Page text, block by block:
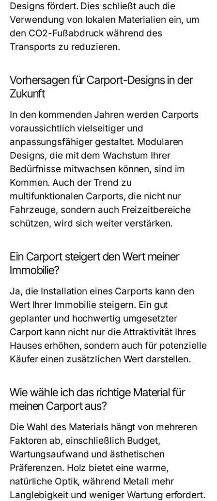
Designs fördert. Dies schließt auch die
Verwendung von lokalen Materialien ein, um
den CO2-Fußabdruck während des
Transports zu reduzieren.
Vorhersagen für Carport-Designs in der
Zukunft
In den kommenden Jahren werden Carports
voraussichtlich vielseitiger und
anpassungsfähiger gestaltet. Modularen
Designs, die mit dem Wachstum Ihrer
Bedürfnisse mitwachsen können, sind im
Kommen. Auch der Trend zu
multifunktionalen Carports, die nicht nur
Fahrzeuge, sondern auch Freizeitbereiche
schützen, wird sich weiter verstärken.
Ein Carport steigert den Wert meiner
Immobilie?
Ja, die Installation eines Carports kann den
Wert Ihrer Immobilie steigern. Ein gut
geplanter und hochwertig umgesetzter
Carport kann nicht nur die Attraktivität Ihres
Hauses erhöhen, sondern auch für potenzielle
Käufer einen zusätzlichen Wert darstellen.
Wie wähle ich das richtige Material für
meinen Carport aus?
Die Wahl des Materials hängt von mehreren
Faktoren ab, einschließlich Budget,
Wartungsaufwand und ästhetischen
Präferenzen. Holz bietet eine warme,
natürliche Optik, während Metall mehr
Langlebigkeit und weniger Wartung erfordert.